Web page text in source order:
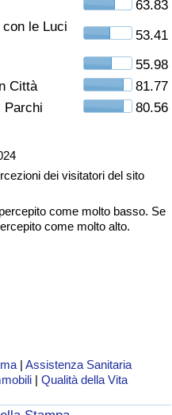
63.83
le Luci
53.41
55.98
Città
81.77
Parchi
80.56
dei visitatori del sito
come molto basso. Se
come molto alto.
|Assistenza Sanitaria
|Qualità della Vita